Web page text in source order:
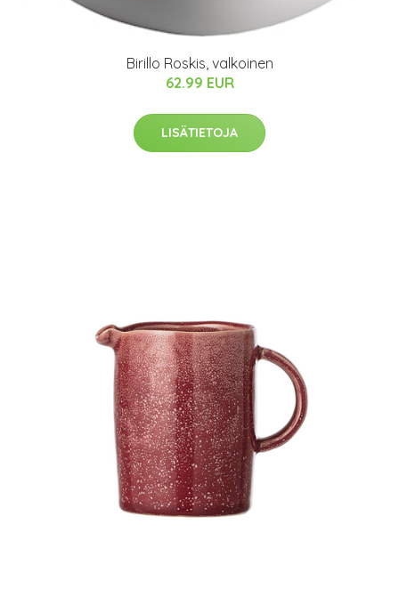
Birillo Roskis, valkoinen
62.99 EUR
LISÄTIETOJA